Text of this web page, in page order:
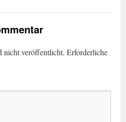
nicht veröffentlicht. Erforderliche